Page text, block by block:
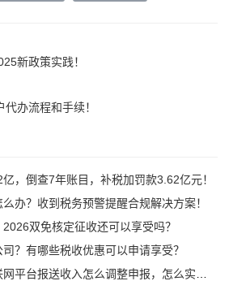
新政策实践！
办流程和手续！
，倒查7年账目，补税加罚款3.62亿元！
办？收到税务预警提醒合规解决方案！
双免核定征收还可以享受吗？
？有哪些税收优惠可以申请享受？
收入怎么调整申报，怎么实现合规申报享受税收优惠！